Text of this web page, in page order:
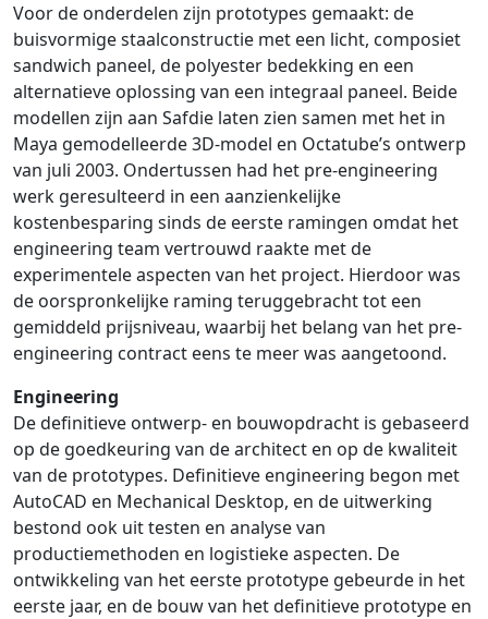
Voor de onderdelen zijn prototypes gemaakt: de
buisvormige staalconstructie met een licht, composiet
sandwich paneel, de polyester bedekking en een
alternatieve oplossing van een integraal paneel. Beide
modellen zijn aan Safdie laten zien samen met het in
Maya gemodelleerde 3D-model en Octatube’s ontwerp
van juli 2003. Ondertussen had het pre-engineering
werk geresulteerd in een aanzienkelijke
kostenbesparing sinds de eerste ramingen omdat het
engineering team vertrouwd raakte met de
experimentele aspecten van het project. Hierdoor was
de oorspronkelijke raming teruggebracht tot een
gemiddeld prijsniveau, waarbij het belang van het pre-
engineering contract eens te meer was aangetoond.
Engineering
De definitieve ontwerp- en bouwopdracht is gebaseerd
op de goedkeuring van de architect en op de kwaliteit
van de prototypes. Definitieve engineering begon met
AutoCAD en Mechanical Desktop, en de uitwerking
bestond ook uit testen en analyse van
productiemethoden en logistieke aspecten. De
ontwikkeling van het eerste prototype gebeurde in het
eerste jaar, en de bouw van het definitieve prototype en